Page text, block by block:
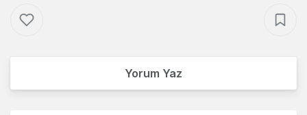
Yorum Yaz